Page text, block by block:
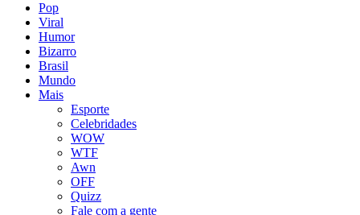
Pop
Viral
Humor
Bizarro
Brasil
Mundo
Mais
Esporte
Celebridades
WOW
WTF
Awn
OFF
Quizz
Fale com a gente